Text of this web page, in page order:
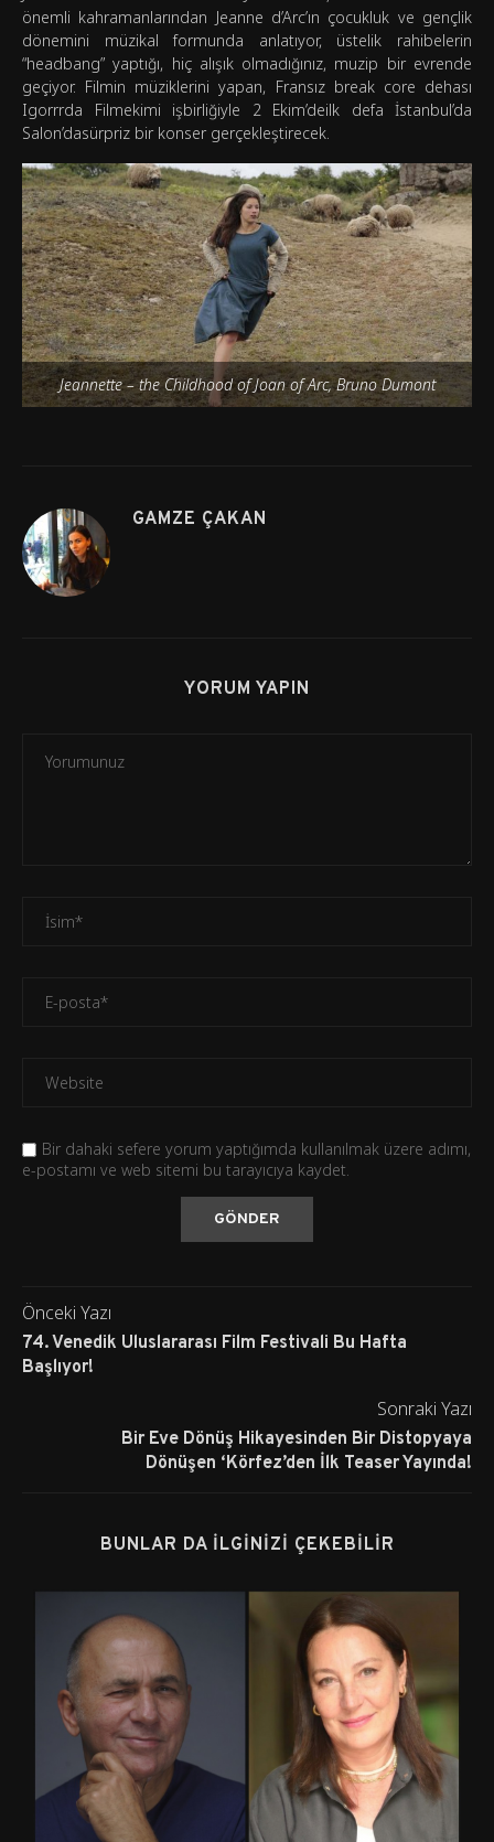
önemli kahramanlarından Jeanne d’Arc’ın çocukluk ve gençlik
dönemini müzikal formunda anlatıyor, üstelik rahibelerin
“headbang” yaptığı, hiç alışık olmadığınız, muzip bir evrende
geçiyor. Filmin müziklerini yapan, Fransız break core dehası
Igorrrda Filmekimi işbirliğiyle 2 Ekim’deilk defa İstanbul’da
Salon’dasürpriz bir konser gerçekleştirecek.
Jeannette – the Childhood of Joan of Arc, Bruno Dumont
GAMZE ÇAKAN
YORUM YAPIN
Bir dahaki sefere yorum yaptığımda kullanılmak üzere adımı,
e-postamı ve web sitemi bu tarayıcıya kaydet.
Önceki Yazı
74. Venedik Uluslararası Film Festivali Bu Hafta
Başlıyor!
Sonraki Yazı
Bir Eve Dönüş Hikayesinden Bir Distopyaya
Dönüşen ‘Körfez’den İlk Teaser Yayında!
BUNLAR DA İLGINIZI ÇEKEBILIR